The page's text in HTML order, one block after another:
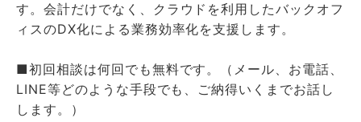
す。会計だけでなく、クラウドを利用したバックオフ
ィスのDX化による業務効率化を支援します。
■初回相談は何回でも無料です。（メール、お電話、
LINE等どのような手段でも、ご納得いくまでお話し
します。）